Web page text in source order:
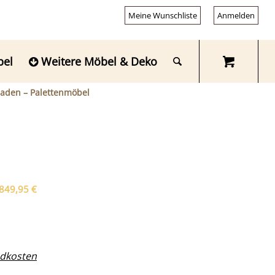
Meine Wunschliste Anmelden
Weitere Möbel & Deko
– Palettenmöbel
€Aktueller